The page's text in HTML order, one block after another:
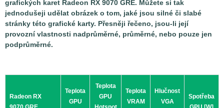
grafických karet Radeon RX 9070 GRE. Můžete si tak
jednodušeji udělat obrázek o tom, jaké jsou silné či slabé
stránky této grafické karty. Přesněji řečeno, jsou-li její
provozní vlastnosti nadprůměrné, průměrné, nebo pouze jen
podprůměrné.
Radeon RX
Teplota
GPU
Teplota
GPU
Teplota
VRAM
Hlučnost
VGA
Spotřeba